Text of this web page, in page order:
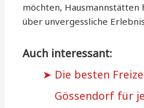
möchten, Hausmannstätten
über unvergessliche
Auch interessant:
Die besten
Gössendorf für